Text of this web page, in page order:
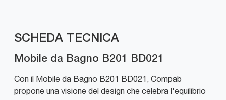
SCHEDA TECNICA
Mobile da Bagno B201 BD021
Con il Mobile da Bagno B201 BD021, Compab
propone una visione del design che celebra l'equilibrio